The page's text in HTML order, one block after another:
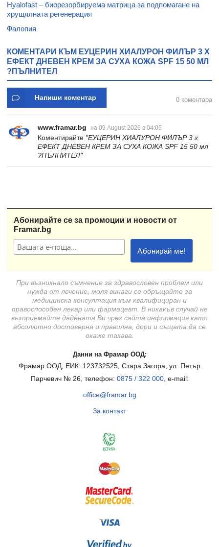
Hyalofast – биорезорбируема матрица за подпомагане на
хрущялната регенерация
Фалопия
КОМЕНТАРИ КЪМ ЕУЦЕРИН ХИАЛУРОН ФИЛЪР 3 Х
ЕФЕКТ ДНЕВЕН КРЕМ ЗА СУХА КОЖА SPF 15 50 МЛ
?ПЪЛНИТЕЛ
Напиши коментар 0 коментара
www.framar.bg на 09 August 2026 в 04:05
Коментирайте "ЕУЦЕРИН ХИАЛУРОН ФИЛЪР 3 х
ЕФЕКТ ДНЕВЕН КРЕМ ЗА СУХА КОЖА SPF 15 50 мл
?ПЪЛНИТЕЛ"
Абонирайте се за промоции и новости от
Framar.bg
При възникнало съмнение за здравословен проблем или
нужда от лечение, моля винаги се обръщайте за
медицинска консултация към квалифициран и
правоспособен лекар или фармацевт. В никакъв случай не
възприемайте дадената Ви чрез сайта информация като
абсолютно достоверна и правилна, дори и същата да се
окаже такава.
Данни на Фрамар ООД:
Фрамар ООД, ЕИК: 123732525, Стара Загора, ул. Петър
Парчевич № 26, телефон: 0875 / 322 000, e-mail:
office@framar.bg
За контакт